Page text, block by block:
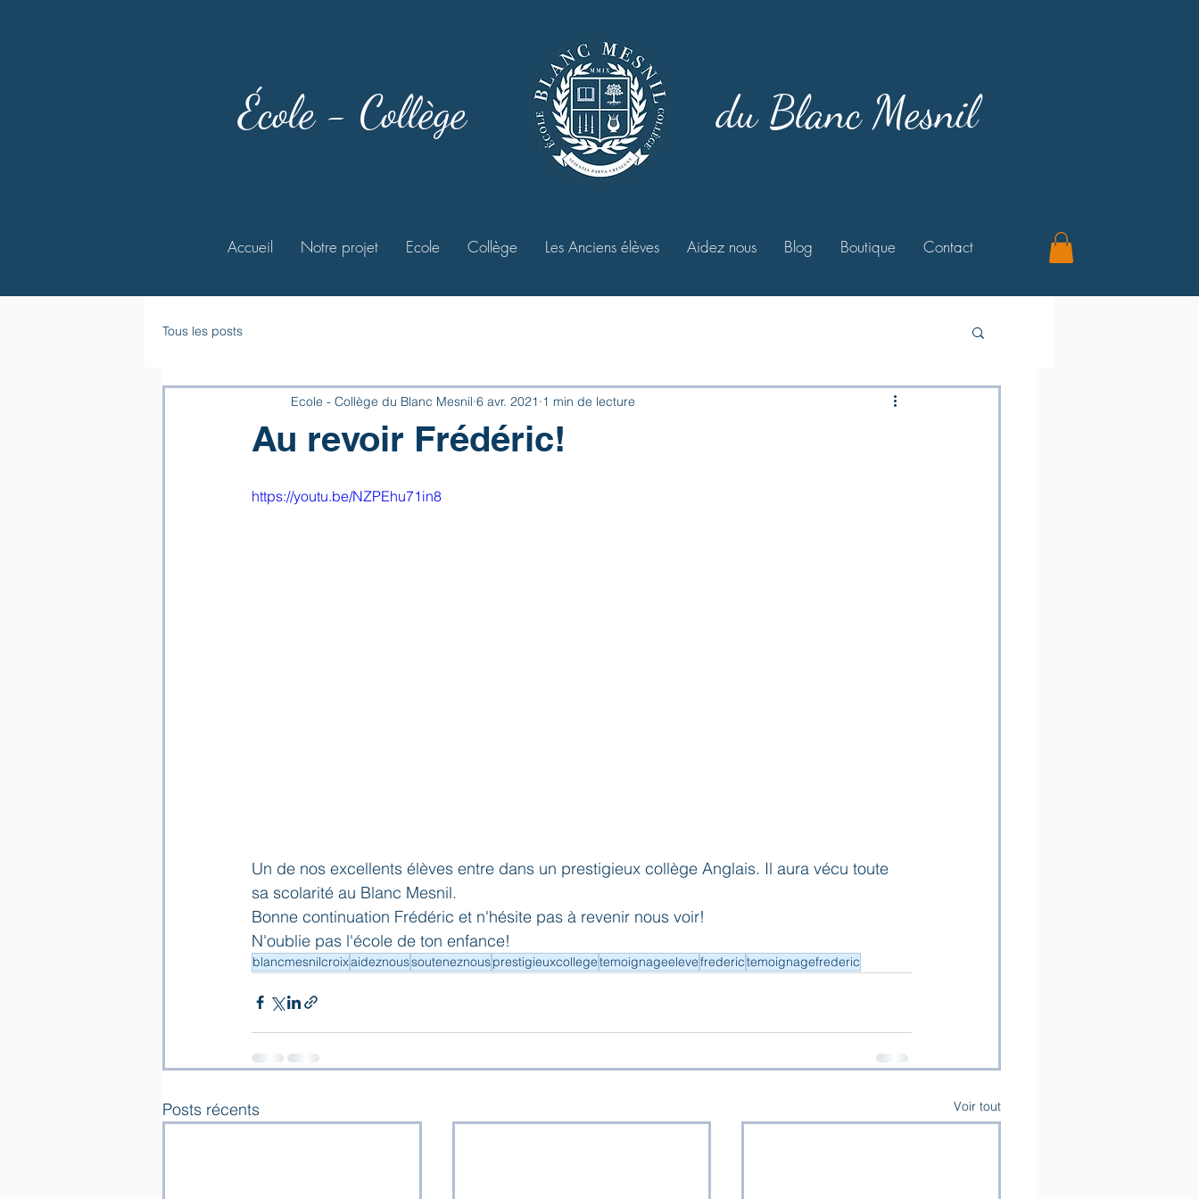
École - Collège du Blanc Mesnil
Accueil Notre projet Ecole Collège Les Anciens élèves Aidez nous Blog Boutique Contact
Tous les posts
Au revoir Frédéric!
Ecole - Collège du Blanc Mesnil 6 avr. 2021 1 min de lecture
https://youtu.be/NZPEhu71in8
Un de nos excellents élèves entre dans un prestigieux collège Anglais. Il aura vécu toute
sa scolarité au Blanc Mesnil.
Bonne continuation Frédéric et n'hésite pas à revenir nous voir!
N'oublie pas l'école de ton enfance!
blancmesnilcroixaideznoussouteneznousprestigieuxcollegetemoignageelevefrederictemoignagefrederic
Posts récents Voir tout